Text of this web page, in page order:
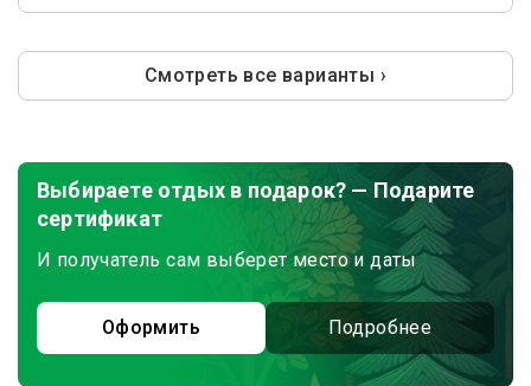
Смотреть все варианты ›
Выбираете отдых в подарок? — Подарите
сертификат
И получатель сам выберет место и даты
Оформить Подробнее